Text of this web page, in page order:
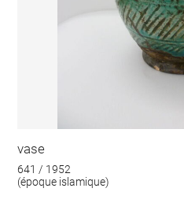
vase
641 / 1952
(époque islamique)